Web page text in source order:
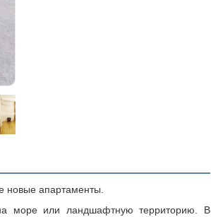
новые апартаменты.
море или ландшафтную территорию. В